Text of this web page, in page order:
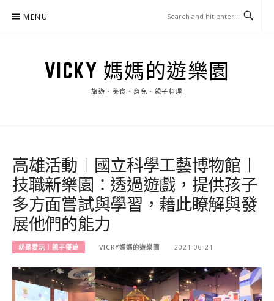
MENU
VICKY 媽媽的遊樂園
旅遊、美食、育兒、親子料理
高雄活動︱國立科學工藝博物館︱
技職新樂園：透過遊戲，提供孩子
多方面嘗試與學習，藉此瞭解與發
展他們的能力
就是愛玩︱親子優遊 VICKY媽媽的遊樂園 2021-06-21